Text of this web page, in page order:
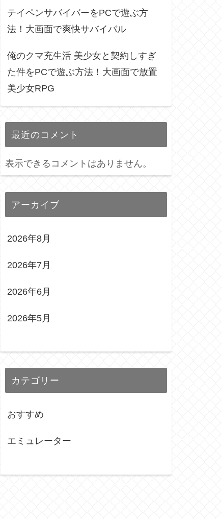
テイペンサバイバーをPCで遊ぶ方
法！大画面で爽快サバイバル
俺のクマ充生活 美少女と契約しすぎ
た件をPCで遊ぶ方法！大画面で放置
美少女RPG
最近のコメント
表示できるコメントはありません。
アーカイブ
2026年8月
2026年7月
2026年6月
2026年5月
カテゴリー
おすすめ
エミュレーター